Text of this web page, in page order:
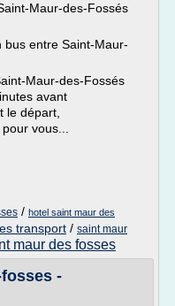
Maur-des-Fossés
bus entre Saint-Maur-
Maur-des-Fossés
avant
le départ,
vous...
/ hotel saint maur des
transport / saint maur
maur des fosses
-